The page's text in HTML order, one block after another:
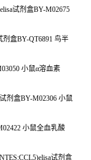
试剂盒BY-M02675
剂盒BY-QT6891 鸟半
小鼠α溶血素
剂盒BY-M02306 小鼠
小鼠全血乳酸
试剂盒